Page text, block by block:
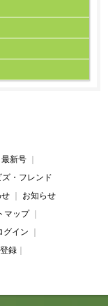
最新号｜
ズ・フレンド
｜
お知らせ
マップ｜
グイン
録